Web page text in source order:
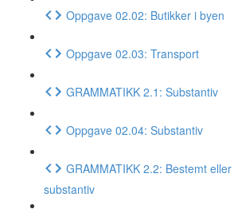
Oppgave 02.02: Butikker i byen
Oppgave 02.03: Transport
GRAMMATIKK 2.1: Substantiv
Oppgave 02.04: Substantiv
GRAMMATIKK 2.2: Bestemt
substantiv